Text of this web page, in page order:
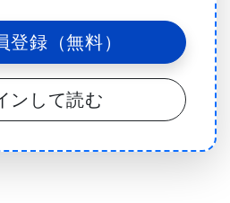
複合糖質と脂肪から合成さ
ばれ、人体のすべての細胞
伝達物質で、細胞のタイプ
ている。様々な新陳代謝プ
認識に依存している。免疫
登録（無料）
ンして読む